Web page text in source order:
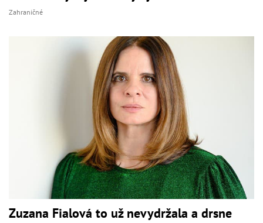
Zahraničné
Zuzana Fialová to už nevydržala a drsne